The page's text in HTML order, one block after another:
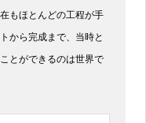
もほとんどの工程が手
から完成まで、当時と
とができるのは世界で